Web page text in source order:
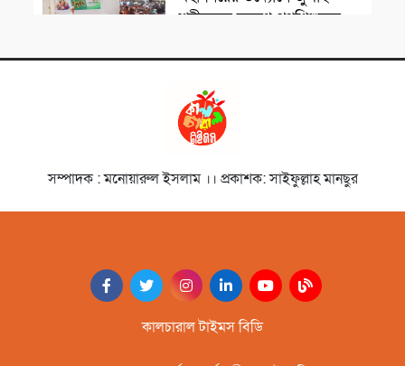
শহীদদের স্মরণে পথশিশুদের
নাট্যকার ডা. আবু হেনা আবিদ
জাফর স্মরণে আলোচনা সভা ও
দোয়া মাহফিল
‘বিদ্রোহের স্বরলিপি’নজরুল
জয়ন্তী উৎসব অনুষ্ঠিত
বাংলার মৃত্তিকার কবি আল
মুজাহিদী স্মরণসভা অনুষ্ঠিত
সম্পাদক : মনোয়ারুল ইসলাম ।। প্রকাশক: সাইফুল্লাহ মানছুর
কালচারাল টাইমস বিডি